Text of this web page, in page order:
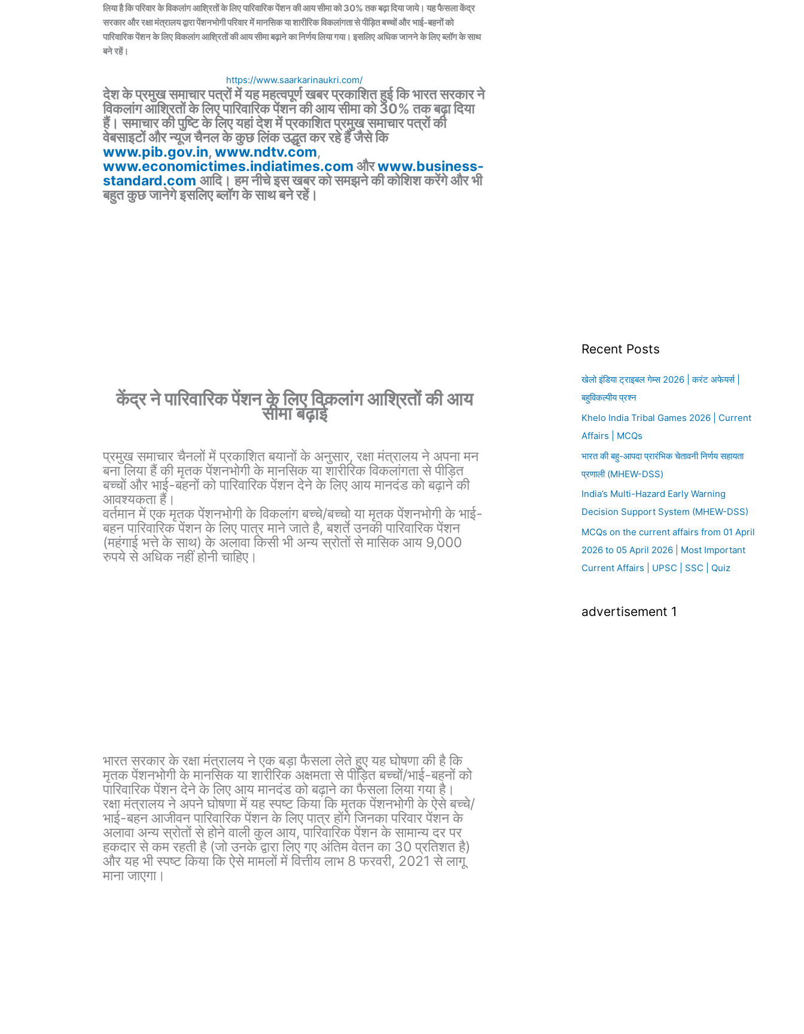
लिया हैकि परिवार के विकलांग आश्रितों के लिए पारिवारिक पेंशन की आय सीमा को30% तक बढ़ा दिया जाये।यह फैसलाकेंद्र
सरकार और रक्षा मंत्रालय द्वारापेंशनभोगीपरिवारमें मानसिक या शारीरिक विकलांगता से पीड़ित बच्चोंऔरभाई-बहनों को
पारिवारिक पेंशन के लिए विकलांग आश्रितों की आय सीमा बढ़ाने का निर्णय लिया गया। इसलिए अधिक जानने के लिए ब्लॉग के साथ
बने रहें।
https://www.saarkarinaukri.com/
देश के प्रमुख समाचार पत्रों में यह महत्वपूर्ण खबर प्रकाशित हुई किभारत सरकारने
विकलांग आश्रितों के लिए पारिवारिक पेंशन की आय सीमा को 30% तक बढ़ा दिया
हैं। समाचार की पुष्टि के लिए यहां देश में प्रकाशित प्रमुख समाचार पत्रों की
वेबसाइटों और न्यूज चैनल के कुछ लिंक उद्धृत कर रहे हैं जैसे कि
www.pib.gov.in,www.ndtv.com,
www.economictimes.indiatimes.com औरwww.business-
standard.com आदि। हम नीचे इस खबर को समझने की कोशिश करेंगे और भी
बहुत कुछ जानेगे इसलिए ब्लॉग के साथ बने रहें।
केंद्र ने पारिवारिक पेंशन के लिए विकलांग आश्रितों की आय
सीमा बढ़ाई
प्रमुख समाचार चैनलों में प्रकाशित बयानों के अनुसार, रक्षा मंत्रालय ने अपना मन
बना लिया हैं की मृतक पेंशनभोगी के मानसिक या शारीरिक विकलांगता से पीड़ित
बच्चों और भाई-बहनों को पारिवारिक पेंशन देने के लिए आय मानदंड को बढ़ाने की
आवश्यकता हैं।
वर्तमान में एक मृतक पेंशनभोगी के विकलांग बच्चे/बच्चो या मृतक पेंशनभोगी के भाई-
बहन पारिवारिक पेंशन के लिए पात्र माने जाते है, बशर्ते उनकी पारिवारिक पेंशन
(महंगाई भत्ते के साथ) के अलावा किसी भी अन्य स्रोतों से मासिक आय 9,000
रुपये से अधिक नहीं होनी चाहिए।
भारत सरकार के रक्षा मंत्रालय ने एक बड़ा फैसला लेते हुए यह घोषणा की है कि
मृतक पेंशनभोगी के मानसिक या शारीरिक अक्षमता से पीड़ित बच्चों/भाई-बहनों को
पारिवारिक पेंशन देने के लिए आय मानदंड को बढ़ाने का फैसला लिया गया है।
रक्षा मंत्रालय ने अपने घोषणा में यह स्पष्ट किया कि मृतक पेंशनभोगी के ऐसे बच्चे/
भाई-बहन आजीवन पारिवारिक पेंशन के लिए पात्र होंगे जिनका परिवार पेंशन के
अलावा अन्य स्रोतों से होने वाली कुल आय, पारिवारिक पेंशन के सामान्य दर पर
हकदार से कम रहती है (जो उनके द्वारा लिए गए अंतिम वेतन का 30 प्रतिशत है)
और यह भी स्पष्ट किया कि ऐसे मामलों में वित्तीय लाभ 8 फरवरी, 2021 से लागू
माना जाएगा।
Recent Posts
खेलो इंडिया ट्राइबल गेम्स 2026 | करंट अफेयर्स |
बहुविकल्पीय प्रश्न
Khelo India Tribal Games 2026 | Current
Affairs | MCQs
भारत की बहु-आपदा प्रारंभिक चेतावनी निर्णय सहायता
प्रणाली (MHEW-DSS)
India’s Multi-Hazard Early Warning
Decision Support System (MHEW-DSS)
MCQs on the current affairs from 01 April
2026 to 05 April 2026 | Most Important
Current Affairs | UPSC | SSC | Quiz
advertisement 1